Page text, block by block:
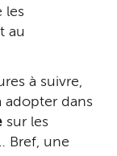
les
au
à suivre,
adopter dans
sur les
Bref, une